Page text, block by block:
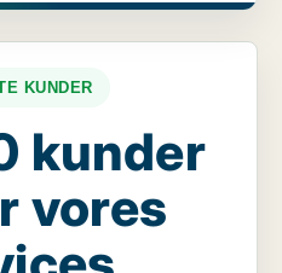
KUNDER
kunder
vores